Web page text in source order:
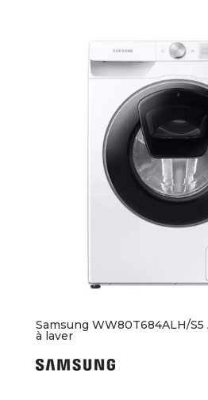
Samsung WW80T684ALH/
à laver